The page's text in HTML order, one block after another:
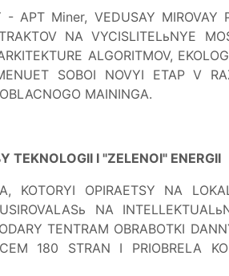
- APT Miner, VEDUSAY
NA VYCISLITELьNYE
ALGORITMOV,
SOBOI NOVYI ETAP V
MAININGA.
TEKNOLOGII I "ZELENOI" ENERGII
KOTORYI OPIRAETSY NA
NA
TENTRAM OBRABOTKI
180 STRAN I PRIOBRELA